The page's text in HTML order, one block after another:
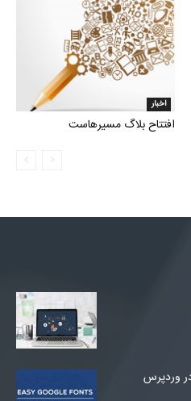
اخبار
افتتاح بلاگ مسیرهاست